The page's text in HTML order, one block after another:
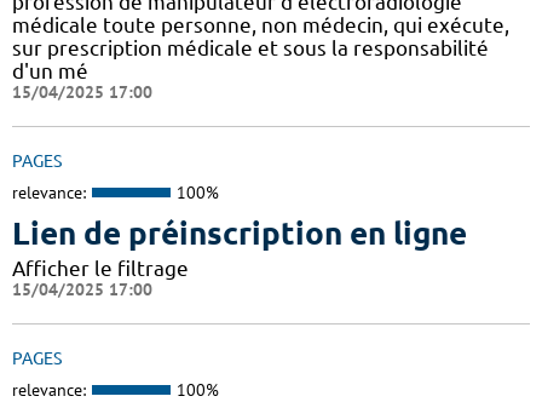
médicale toute personne, non médecin, qui exécute,
sur prescription médicale et sous la responsabilité
d'un mé
15/04/2025 17:00
PAGES
relevance: 100%
Lien de préinscription en ligne
Afficher le filtrage
15/04/2025 17:00
PAGES
relevance: 100%